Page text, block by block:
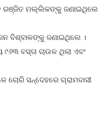
ରଞ୍ଜିତ ମଲ୍ଲିକଙ୍କୁ ଜଣାଇଥିଲେ
ବିଶ୍ବାଳଙ୍କୁ ଜଣାଇଥିଲେ ।
ବସ୍ତା ଚାଉଳ ଥିଲା ଏବଂ
ସନ୍ଦେହରେ ଗ୍ରାମବାସୀ